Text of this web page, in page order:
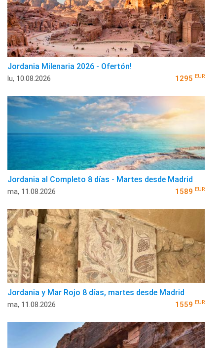
Jordania Milenaria 2026 - Ofertón!
lu, 10.08.2026 1295 EUR
Jordania al Completo 8 días - Martes desde Madrid
ma, 11.08.2026 1589 EUR
Jordania y Mar Rojo 8 días, martes desde Madrid
ma, 11.08.2026 1559 EUR